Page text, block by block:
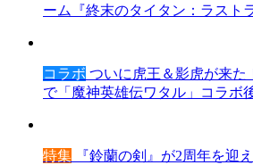
ーム『終末のタイタン：ラスト
コラボ ついに虎王＆影虎が来た
で「魔神英雄伝ワタル」コラボ
特集 『鈴蘭の剣』が2周年を迎